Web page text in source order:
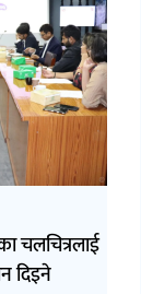
चलचित्रलाई
दिइने